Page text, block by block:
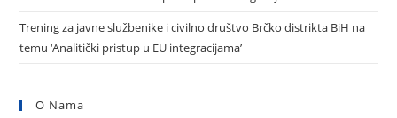
Trening za javne službenike i civilno društvo Brčko distrikta BiH na
temu ‘Analitički pristup u EU integracijama’
O Nama